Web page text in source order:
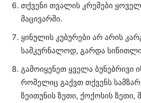
თქვენი თვალის კრემები
მაცივარში.
ყინულის კუბურები არ არის
სამკურნალოდ, გარდა
გამოიყენეთ ყველა ბუნებრივი
რომელიც გაქვთ თქვენს
ზეითუნის ზეთი, ქოქოსის ზეთი,